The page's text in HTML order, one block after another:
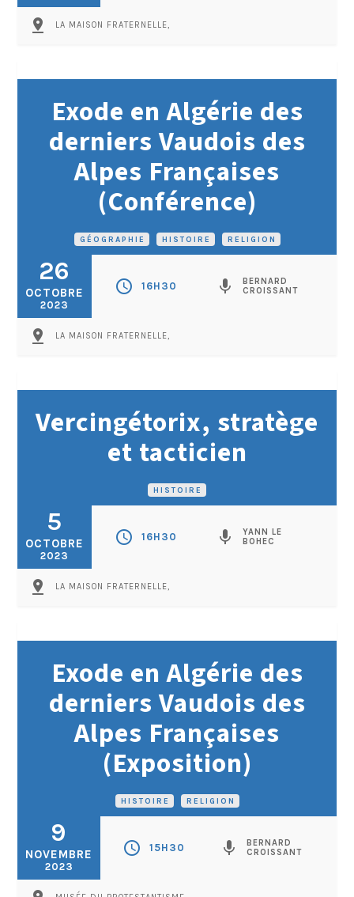
pin_drop LA MAISON FRATERNELLE,
GÉOGRAPHIE HISTOIRE RELIGION
Exode en Algérie des
derniers Vaudois des
Alpes Françaises
(Conférence)
26
OCTOBRE
2023
schedule 16H30 mic
BERNARD
CROISSANT
pin_drop LA MAISON FRATERNELLE,
HISTOIRE
Vercingétorix, stratège
et tacticien
5
OCTOBRE
2023
schedule 16H30 mic
YANN LE
BOHEC
pin_drop LA MAISON FRATERNELLE,
HISTOIRE RELIGION
Exode en Algérie des
derniers Vaudois des
Alpes Françaises
(Exposition)
9
NOVEMBRE
2023
schedule 15H30 mic
BERNARD
CROISSANT